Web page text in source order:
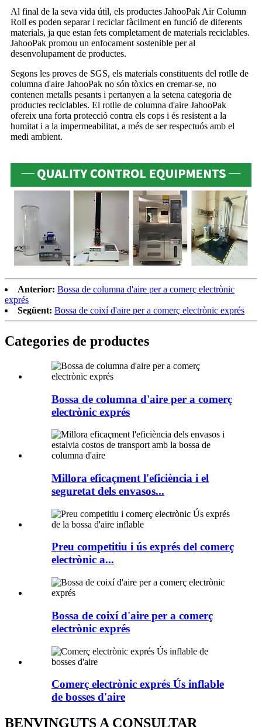
Al final de la seva vida útil, els productes JahooPak Air Column
Roll es poden separar i reciclar fàcilment en funció de diferents
materials, ja que estan fets completament de materials reciclables.
JahooPak promou un enfocament sostenible per al
desenvolupament de productes.
Segons les proves de SGS, els materials constituents del rotlle de
columna d'aire JahooPak no són tòxics en cremar-se, no
contenen metalls pesants i pertanyen a la setena categoria de
productes reciclables. El rotlle de columna d'aire JahooPak
ofereix una forta protecció contra els cops i és resistent a la
humitat i a la impermeabilitat, a més de ser respectuós amb el
medi ambient.
Anterior: Bossa de columna d'aire per a comerç electrònic
exprés
Següent: Bossa de coixí d'aire per a comerç electrònic exprés
Categories de productes
Bossa de columna d'aire per a comerç
electrònic exprés
Millora eficaçment l'eficiència i el
seguretat dels envasos...
Preu competitiu i ús exprés del comerç
electrònic a...
Bossa de coixí d'aire per a comerç
electrònic exprés
Comerç electrònic exprés Ús inflable
de bosses d'aire
BENVINGUTS A CONSULTAR